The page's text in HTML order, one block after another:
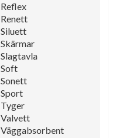
Reflex
Renett
Siluett
Skärmar
Slagtavla
Soft
Sonett
Sport
Tyger
Valvett
Väggabsorbent